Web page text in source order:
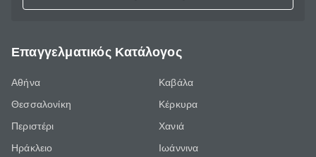
Επαγγελματικός Κατάλογος
Αθήνα
Θεσσαλονίκη
Περιστέρι
Ηράκλειο
Καβάλα
Κέρκυρα
Χανιά
Ιωάννινα